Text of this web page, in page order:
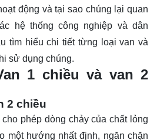
động và tại sao chúng lại quan
hệ thống công nghiệp và dân
tìm hiểu chi tiết từng loại van và
sử dụng chúng.
1 chiều và van 2
2 chiều
cho phép dòng chảy của chất lỏng
một hướng nhất định, ngăn chặn